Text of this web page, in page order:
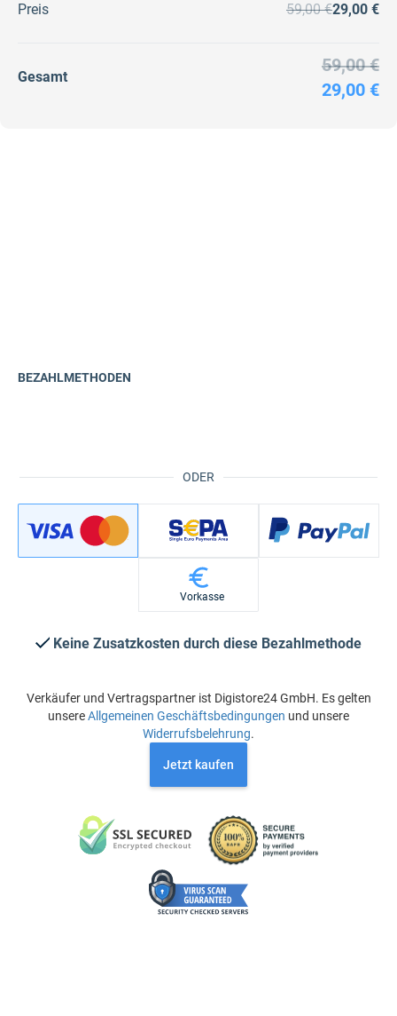
Preis 59,00 €29,00 €
Gesamt
59,00 €
29,00 €
ODER
BEZAHLMETHODEN
Vorkasse
Keine Zusatzkosten durch diese Bezahlmethode
Verkäufer und Vertragspartner ist Digistore24 GmbH. Es gelten
unsereAllgemeinen Geschäftsbedingungen und unsere
Widerrufsbelehrung.
Jetzt kaufen